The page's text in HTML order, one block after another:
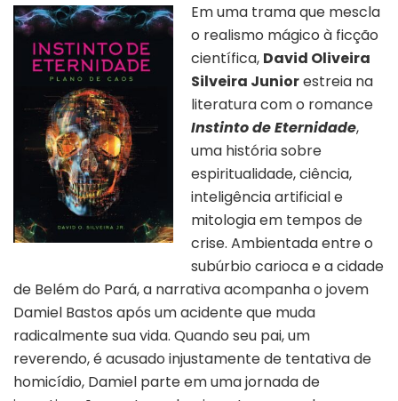
Em uma trama que mescla
o realismo mágico à ficção
científica, David Oliveira
Silveira Juniorestreia na
literatura com o romance
Instinto de Eternidade,
uma história sobre
espiritualidade, ciência,
inteligência artificial e
mitologia em tempos de
crise. Ambientada entre o
subúrbio carioca e a cidade
de Belém do Pará, a narrativa acompanha o jovem
Damiel Bastos após um acidente que muda
radicalmente sua vida. Quando seu pai, um
reverendo, é acusado injustamente de tentativa de
homicídio, Damiel parte em uma jornada de